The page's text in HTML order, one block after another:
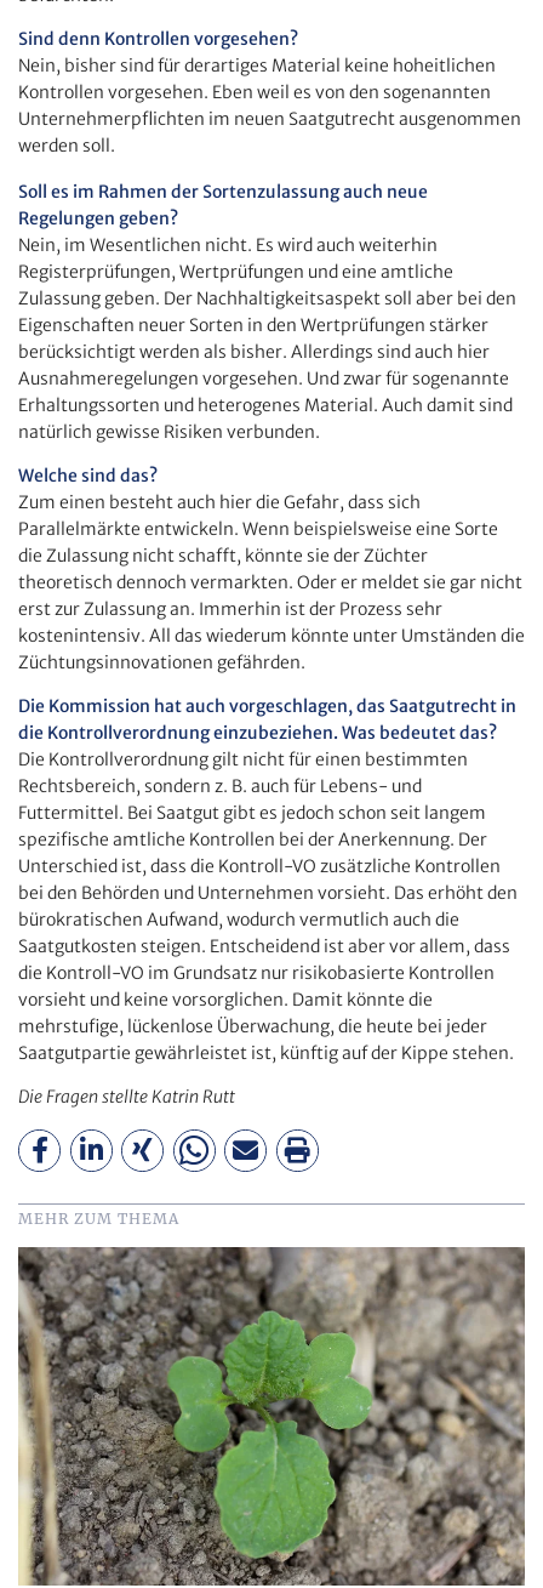
Sind denn Kontrollen vorgesehen?
Nein, bisher sind für derartiges Material keine hoheitlichen
Kontrollen vorgesehen. Eben weil es von den sogenannten
Unternehmerpflichten im neuen Saatgutrecht ausgenommen
werden soll.
Soll es im Rahmen der Sortenzulassung auch neue
Regelungen geben?
Nein, im Wesentlichen nicht. Es wird auch weiterhin
Registerprüfungen, Wertprüfungen und eine amtliche
Zulassung geben. Der Nachhaltigkeitsaspekt soll aber bei den
Eigenschaften neuer Sorten in den Wertprüfungen stärker
berücksichtigt werden als bisher. Allerdings sind auch hier
Ausnahmeregelungen vorgesehen. Und zwar für sogenannte
Erhaltungssorten und heterogenes Material. Auch damit sind
natürlich gewisse Risiken verbunden.
Welche sind das?
Zum einen besteht auch hier die Gefahr, dass sich
Parallelmärkte entwickeln. Wenn beispielsweise eine Sorte
die Zulassung nicht schafft, könnte sie der Züchter
theoretisch dennoch vermarkten. Oder er meldet sie gar nicht
erst zur Zulassung an. Immerhin ist der Prozess sehr
kostenintensiv. All das wiederum könnte unter Umständen die
Züchtungsinnovationen gefährden.
Die Kommission hat auch vorgeschlagen, das Saatgutrecht in
die Kontrollverordnung einzubeziehen. Was bedeutet das?
Die Kontrollverordnung gilt nicht für einen bestimmten
Rechtsbereich, sondern z. B. auch für Lebens- und
Futtermittel. Bei Saatgut gibt es jedoch schon seit langem
spezifische amtliche Kontrollen bei der Anerkennung. Der
Unterschied ist, dass die Kontroll-VO zusätzliche Kontrollen
bei den Behörden und Unternehmen vorsieht. Das erhöht den
bürokratischen Aufwand, wodurch vermutlich auch die
Saatgutkosten steigen. Entscheidend ist aber vor allem, dass
die Kontroll-VO im Grundsatz nur risikobasierte Kontrollen
vorsieht und keine vorsorglichen. Damit könnte die
mehrstufige, lückenlose Überwachung, die heute bei jeder
Saatgutpartie gewährleistet ist, künftig auf der Kippe stehen.
Die Fragen stellte Katrin Rutt
MEHR ZUM THEMA